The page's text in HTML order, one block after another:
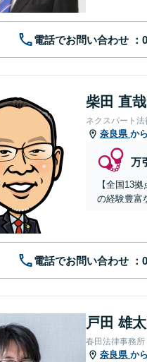
電話でお問い合わせ
柴田 直哉
ネクスパート
奈良県 か
万
【全国13
の経験豊富
電話でお問い合わせ
戸田 雄
春田法律事務所
奈良県 か